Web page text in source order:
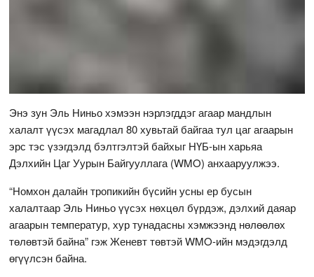
Энэ зун Эль Ниньо хэмээн нэрлэгддэг агаар мандлын
халалт үүсэх магадлал 80 хувьтай байгаа тул цаг агаарын
эрс тэс үзэгдэлд бэлтгэлтэй байхыг НҮБ-ын харьяа
Дэлхийн Цаг Уурын Байгууллага (WMO) анхааруулжээ.
“Номхон далайн тропикийн бүсийн усны ер бусын
халалтаар Эль Ниньо үүсэх нөхцөл бүрдэж, дэлхий даяар
агаарын температур, хур тунадасны хэмжээнд нөлөөлөх
төлөвтэй байна” гэж Женевт төвтэй WMO-ийн мэдэгдэлд
өгүүлсэн байна.